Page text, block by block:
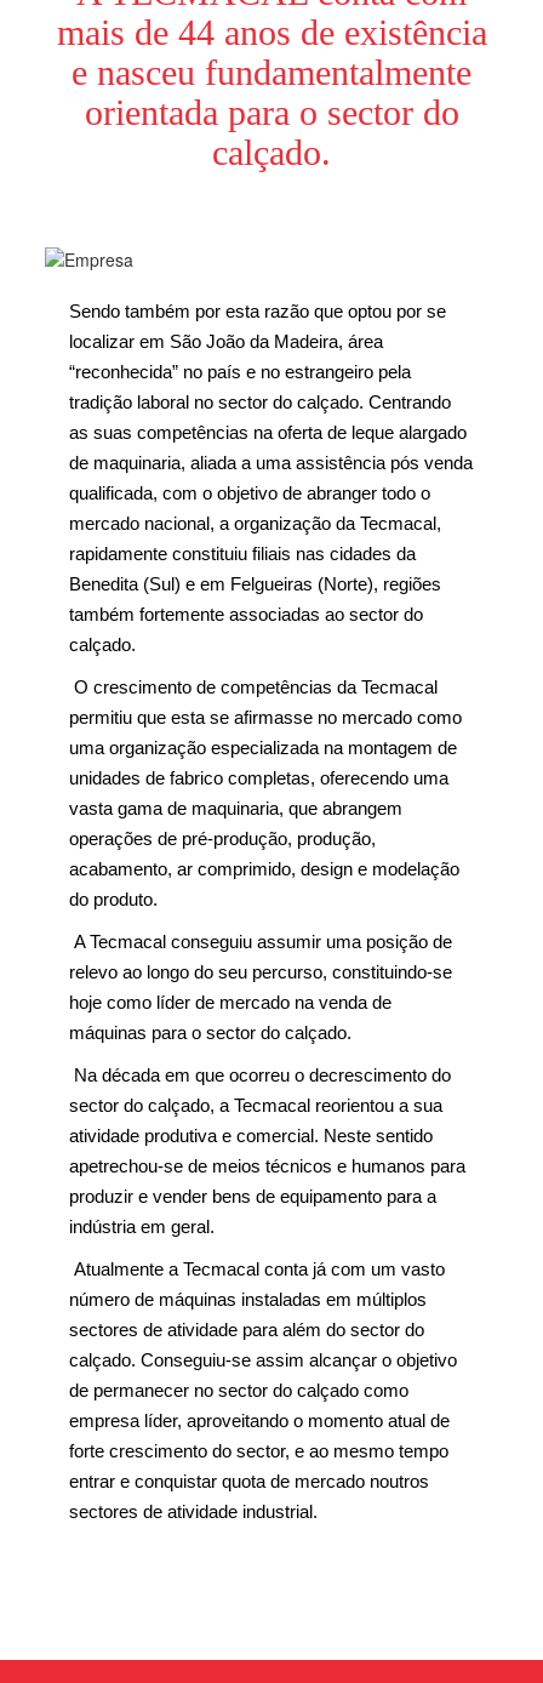
mais de 44 anos de existência
e nasceu fundamentalmente
orientada para o sector do
calçado.
Sendo também por esta razão que optou por se
localizar em São João da Madeira, área
“reconhecida” no país e no estrangeiro pela
tradição laboral no sector do calçado. Centrando
as suas competências na oferta de leque alargado
de maquinaria, aliada a uma assistência pós venda
qualificada, com o objetivo de abranger todo o
mercado nacional, a organização da Tecmacal,
rapidamente constituiu filiais nas cidades da
Benedita (Sul) e em Felgueiras (Norte), regiões
também fortemente associadas ao sector do
calçado.
O crescimento de competências da Tecmacal
permitiu que esta se afirmasse no mercado como
uma organização especializada na montagem de
unidades de fabrico completas, oferecendo uma
vasta gama de maquinaria, que abrangem
operações de pré-produção, produção,
acabamento, ar comprimido, design e modelação
do produto.
A Tecmacal conseguiu assumir uma posição de
relevo ao longo do seu percurso, constituindo-se
hoje como líder de mercado na venda de
máquinas para o sector do calçado.
Na década em que ocorreu o decrescimento do
sector do calçado, a Tecmacal reorientou a sua
atividade produtiva e comercial. Neste sentido
apetrechou-se de meios técnicos e humanos para
produzir e vender bens de equipamento para a
indústria em geral.
Atualmente a Tecmacal conta já com um vasto
número de máquinas instaladas em múltiplos
sectores de atividade para além do sector do
calçado. Conseguiu-se assim alcançar o objetivo
de permanecer no sector do calçado como
empresa líder, aproveitando o momento atual de
forte crescimento do sector, e ao mesmo tempo
entrar e conquistar quota de mercado noutros
sectores de atividade industrial.